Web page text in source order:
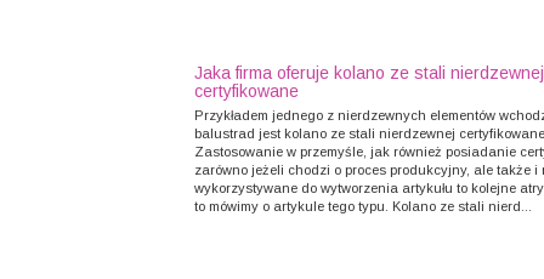
Jaka firma oferuje kolano ze stali nierdzewnej
certyfikowane
Przykładem jednego z nierdzewnych elementów
balustrad jest kolano ze stali nierdzewnej
Zastosowanie w przemyśle, jak również posiadanie
zarówno jeżeli chodzi o proces produkcyjny, ale także i
wykorzystywane do wytworzenia artykułu to kolejne
to mówimy o artykule tego typu. Kolano ze stali nierd...